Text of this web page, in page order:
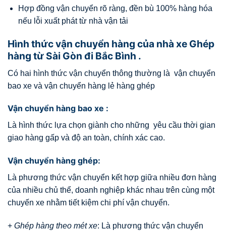
Hợp đồng vận chuyển rõ ràng, đền bù 100% hàng hóa
nếu lỗi xuất phát từ nhà vận tải
Hình thức vận chuyển hàng của nhà xe Ghép
hàng từ Sài Gòn đi Bắc Bình .
Có hai hình thức vận chuyển thông thường là vận chuyển
bao xe và vận chuyển hàng lẻ hàng ghép
Vận chuyển hàng bao xe :
Là hình thức lựa chọn giành cho những yêu cầu thời gian
giao hàng gấp và độ an toàn, chính xác cao.
Vận chuyển hàng ghép:
Là phương thức vận chuyển kết hợp giữa nhiều đơn hàng
của nhiều chủ thể, doanh nghiệp khác nhau trên cùng một
chuyến xe nhằm tiết kiệm chi phí vận chuyển.
+ Ghép hàng theo mét xe: Là phương thức vận chuyển